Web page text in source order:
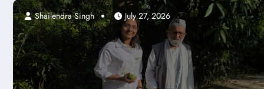
Shailendra Singh July 27, 2026
देश-दुनिया होम पेपर लीक केस
केस: NTA के 47 अफसर बर्खास्त,